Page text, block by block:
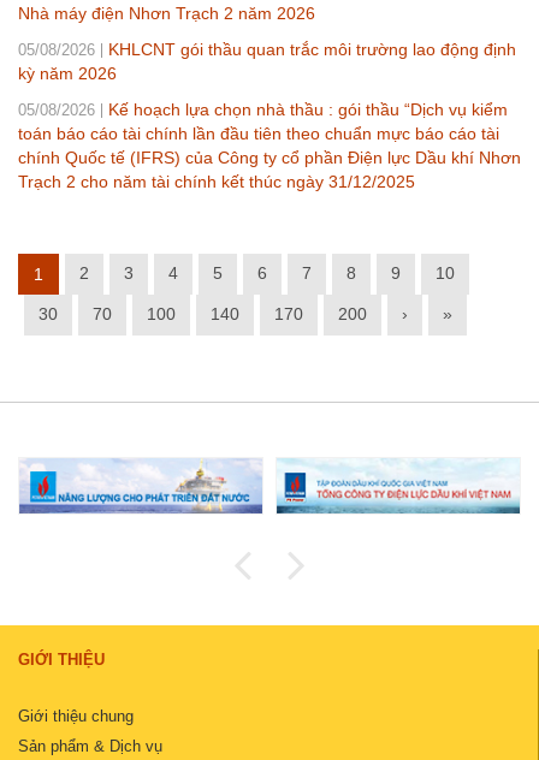
Nhà máy điện Nhơn Trạch 2 năm 2026
05/08/2026
KHLCNT gói thầu quan trắc môi trường lao động định
kỳ năm 2026
05/08/2026
Kế hoạch lựa chọn nhà thầu : gói thầu “Dịch vụ kiểm
toán báo cáo tài chính lần đầu tiên theo chuẩn mực báo cáo tài
chính Quốc tế (IFRS) của Công ty cổ phần Điện lực Dầu khí Nhơn
Trạch 2 cho năm tài chính kết thúc ngày 31/12/2025
1 2 3 4 5 6 7 8 9 10
30 70 100 140 170 200 › »
GIỚI THIỆU
Giới thiệu chung
Sản phẩm & Dịch vụ